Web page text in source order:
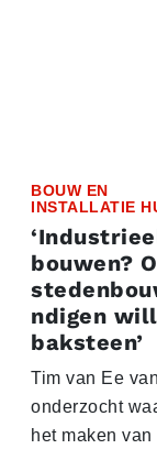
BOUW EN
INSTALLATIE
bouwen?
ndigen
baksteen’
Tim van Ee
onderzocht
het maken van